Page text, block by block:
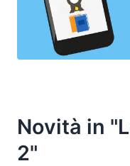
Novità in
2"